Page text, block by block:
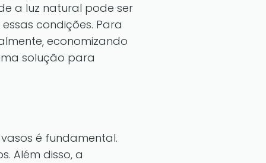
a luz natural pode ser
condições. Para
economizando
solução para
é fundamental.
Além disso, a